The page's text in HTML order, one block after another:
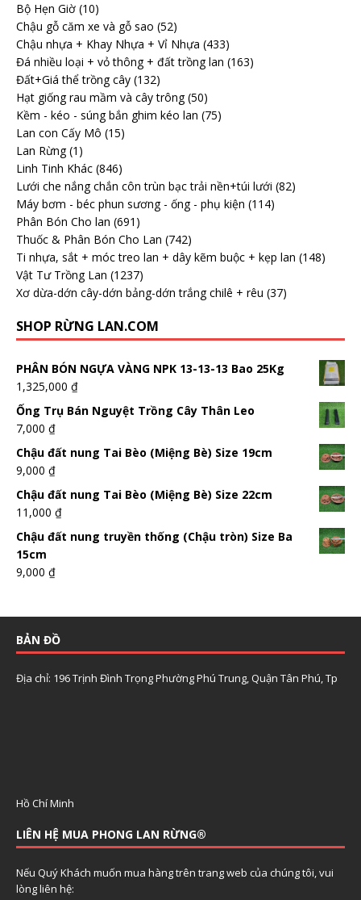
Bộ Hẹn Giờ (10)
Chậu gỗ căm xe và gỗ sao (52)
Chậu nhựa + Khay Nhựa + Vỉ Nhựa (433)
Đá nhiều loại + vỏ thông + đất trồng lan (163)
Đất+Giá thể trồng cây (132)
Hạt giống rau mầm và cây trông (50)
Kềm - kéo - súng bắn ghim kéo lan (75)
Lan con Cấy Mô (15)
Lan Rừng (1)
Linh Tinh Khác (846)
Lưới che nắng chắn côn trùn bạc trải nền+túi lưới (82)
Máy bơm - béc phun sương - ống - phụ kiện (114)
Phân Bón Cho lan (691)
Thuốc & Phân Bón Cho Lan (742)
Ti nhựa, sắt + móc treo lan + dây kẽm buộc + kẹp lan (148)
Vật Tư Trồng Lan (1237)
Xơ dừa-dớn cây-dớn bảng-dớn trắng chilê + rêu (37)
SHOP RỪNG LAN.COM
PHÂN BÓN NGỰA VÀNG NPK 13-13-13 Bao 25Kg
1,325,000 ₫
Ống Trụ Bán Nguyệt Trồng Cây Thân Leo
7,000 ₫
Chậu đất nung Tai Bèo (Miệng Bè) Size 19cm
9,000 ₫
Chậu đất nung Tai Bèo (Miệng Bè) Size 22cm
11,000 ₫
Chậu đất nung truyền thống (Chậu tròn) Size Ba
15cm
9,000 ₫
BẢN ĐỒ
Địa chỉ: 196 Trịnh Đình Trọng Phường Phú Trung, Quận Tân Phú, Tp
Hồ Chí Minh
LIÊN HỆ MUA PHONG LAN RỪNG®
Nếu Quý Khách muốn mua hàng trên trang web của chúng tôi, vui
lòng liên hệ: